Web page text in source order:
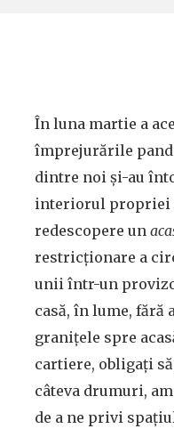
În luna martie a
împrejurările
dintre noi și-au
interiorul propriei
redescopere un
restricționare a
unii într-un
casă, în lume, fără
granițele spre
cartiere, obligați
câteva drumuri,
de a ne privi